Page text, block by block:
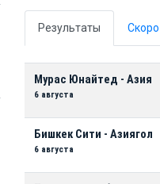
Результаты Скоро
Мурас Юнайтед - Азия
6 августа
Бишкек Сити - Азиягол
6 августа